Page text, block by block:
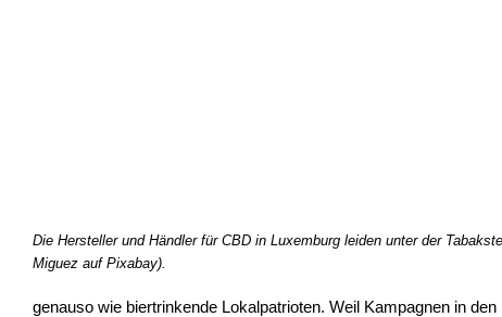
Die Hersteller und Händler für CBD in Luxemburg leiden unter der
Miguez auf Pixabay).
genauso wie biertrinkende Lokalpatrioten. Weil Kampagnen in